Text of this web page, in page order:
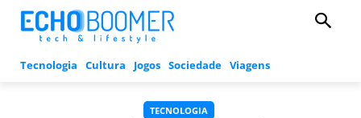
Tecnologia Cultura Jogos Sociedade Viagens
TECNOLOGIA